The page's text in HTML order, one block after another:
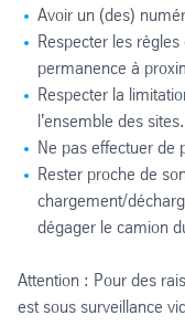
Avoir un (des)
Respecter les
permanence à
Respecter la
l'ensemble des sites.
Ne pas effectuer de
Rester proche de
chargement/
dégager le camion
Attention : Pour des
est sous surveillance